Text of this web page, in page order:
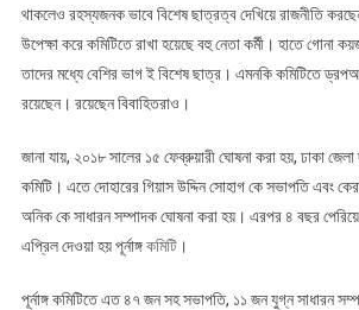
থাকলেও রহস্যজনক ভাবে বিশেষ ছাত্রত্ব দেখিয়ে রাজনীতি
উপেক্ষা করে কমিটিতে রাখা হয়েছে বহু নেতা কর্মী। হাতে গোনা
তাদের মধ্যে বেশির ভাগ ই বিশেষ ছাত্র। এমনকি কমিটিতে
রয়েছেন। রয়েছেন বিবাহিতরাও।
জানা যায়, ২০১৮ সালের ১৫ ফেব্রুয়ারী ঘোষনা করা হয়, ঢাকা
কমিটি। এতে দোহারের গিয়াস উদ্দিন সোহাগ কে সভাপতি এবং
অনিক কে সাধারন সম্পাদক ঘোষনা করা হয়। এরপর ৪ বছর
এপ্রিল দেওয়া হয় পূর্নাঙ্গকমিটি।
পূর্নাঙ্গ কমিটিতে এত ৪৭ জন সহ সভাপতি, ১১ জন যুগ্ন সাধারন